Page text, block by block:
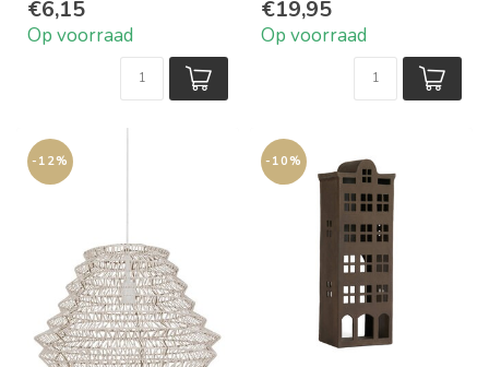
2 Watt
€6,15
Op voorraad
€19,95
Op voorraad
-12% -10%